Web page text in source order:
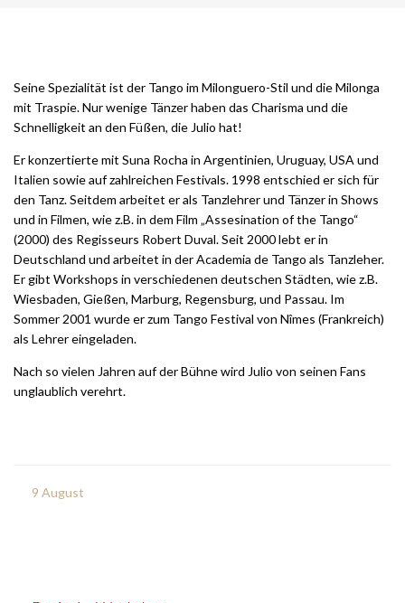
Seine Spezialität ist der Tango im Milonguero-Stil und die Milonga
mit Traspie. Nur wenige Tänzer haben das Charisma und die
Schnelligkeit an den Füßen, die Julio hat!
Er konzertierte mit Suna Rocha in Argentinien, Uruguay, USA und
Italien sowie auf zahlreichen Festivals. 1998 entschied er sich für
den Tanz. Seitdem arbeitet er als Tanzlehrer und Tänzer in Shows
und in Filmen, wie z.B. in dem Film „Assesination of the Tango“
(2000) des Regisseurs Robert Duval. Seit 2000 lebt er in
Deutschland und arbeitet in der Academia de Tango als Tanzleher.
Er gibt Workshops in verschiedenen deutschen Städten, wie z.B.
Wiesbaden, Gießen, Marburg, Regensburg, und Passau. Im
Sommer 2001 wurde er zum Tango Festival von Nîmes (Frankreich)
als Lehrer eingeladen.
Nach so vielen Jahren auf der Bühne wird Julio von seinen Fans
unglaublich verehrt.
9 August